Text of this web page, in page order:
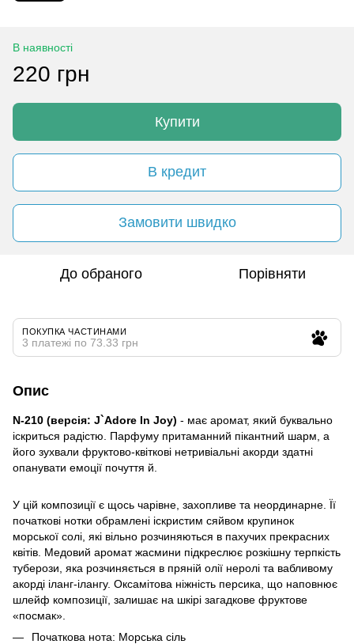
В наявності
220 грн
Купити
В кредит
Замовити швидко
До обраного Порівняти
ПОКУПКА ЧАСТИНАМИ
3 платежі по 73.33 грн
Опис
N-210 (версія: J`Adore In Joy) - має аромат, який буквально
іскриться радістю. Парфуму притаманний пікантний шарм, а
його зухвали фруктово-квіткові нетривіальні акорди здатні
опанувати емоції почуття й.
У цій композиції є щось чарівне, захопливе та неординарне. Її
початкові нотки обрамлені іскристим сяйвом крупинок
морської солі, які вільно розчиняються в пахучих прекрасних
квітів. Медовий аромат жасмини підкреслює розкішну терпкість
туберози, яка розчиняється в пряній олії неролі та вабливому
акорді іланг-ілангу. Оксамітова ніжність персика, що наповнює
шлейф композиції, залишає на шкірі загадкове фруктове
«посмак».
Початкова нота: Морська сіль